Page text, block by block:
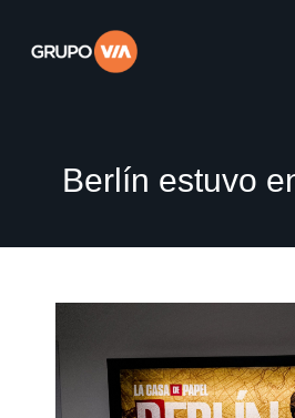
Berlín estuvo